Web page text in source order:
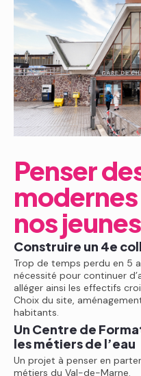
Penser
nos jeunes
Construire un 4e
Trop de temps perdu en 5
nécessité pour continuer
alléger ainsi les effectifs
Choix du site,
habitants.
Un Centre de
les métiers de l’eau
Un projet à penser en
métiers du Val-de-Marne.